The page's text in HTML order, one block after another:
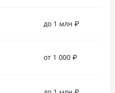
до 1 млн ₽
от 1 000 ₽